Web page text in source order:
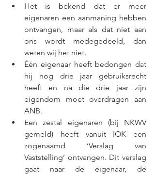
Het is bekend dat er meer
eigenaren een aanmaning hebben
ontvangen, maar als dat niet aan
ons wordt medegedeeld, dan
weten wij het niet.
Één eigenaar heeft bedongen dat
hij nog drie jaar gebruiksrecht
heeft en na die drie jaar zijn
eigendom moet overdragen aan
ANB.
Een zestal eigenaren (bij NKWV
gemeld) heeft vanuit IOK een
zogenaamd ‘Verslag van
Vaststelling’ ontvangen. Dit verslag
gaat naar de eigenaar, de